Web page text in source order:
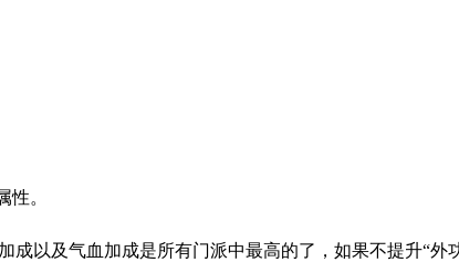
性。
以及气血加成是所有门派中最高的了，如果不提升“外